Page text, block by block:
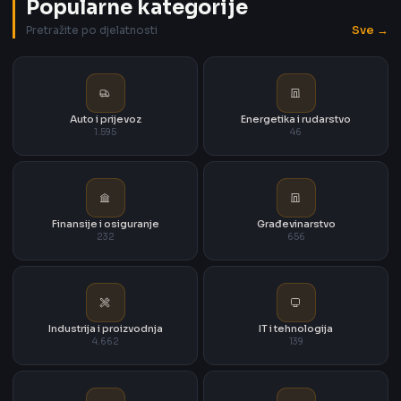
Popularne kategorije
Pretražite po djelatnosti Sve →
Auto i prijevoz
1.595
Energetika i rudarstvo
46
Finansije i osiguranje
232
Građevinarstvo
656
Industrija i proizvodnja
4.662
IT i tehnologija
139